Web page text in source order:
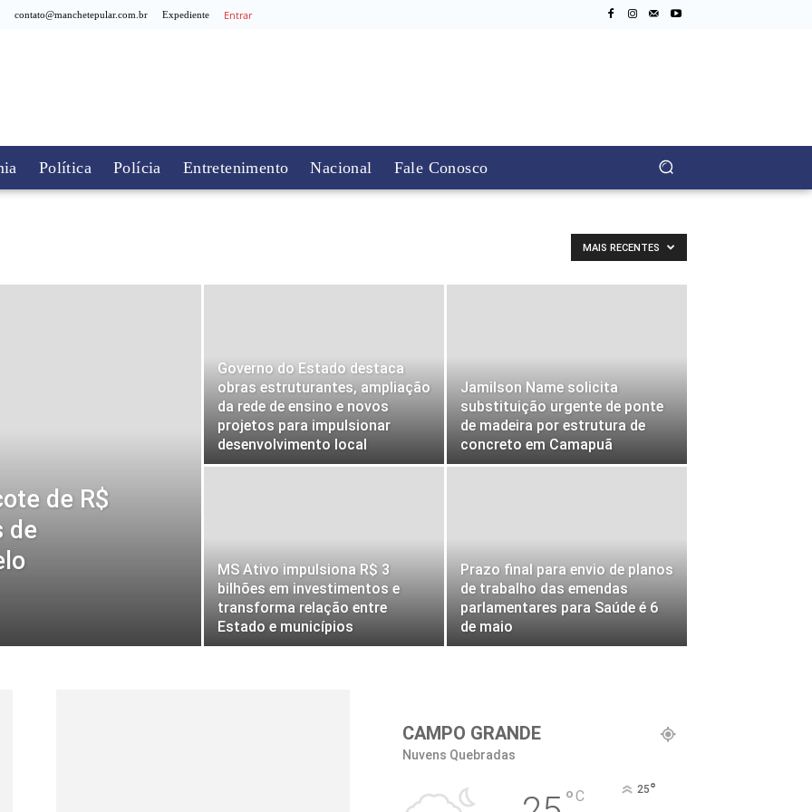
contato@manchetepular.com.br Expediente Entrar
Política Polícia Entretenimento Nacional Fale Conosco
MAIS RECENTES
de R$
de
Governo do Estado destaca
obras estruturantes, ampliação
da rede de ensino e novos
projetos para impulsionar
desenvolvimento local
Jamilson Name solicita
substituição urgente de ponte
de madeira por estrutura de
concreto em Camapuã
MS Ativo impulsiona R$ 3
bilhões em investimentos e
transforma relação entre
Estado e municípios
Prazo final para envio de planos
de trabalho das emendas
parlamentares para Saúde é 6
de maio
CAMPO GRANDE
Nuvens Quebradas
°C 25°